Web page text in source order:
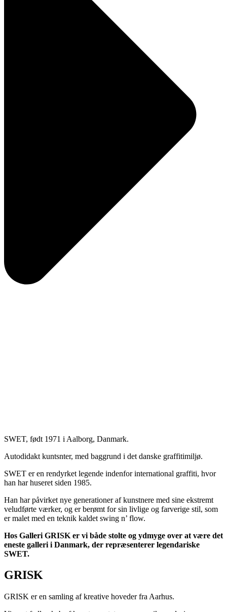
SWET, født 1971 i Aalborg, Danmark.
Autodidakt kuntsnter, med baggrund i det danske graffitimiljø.
SWET er en rendyrket legende indenfor international graffiti, hvor
han har huseret siden 1985.
Han har påvirket nye generationer af kunstnere med sine ekstremt
veludførte værker, og er berømt for sin livlige og farverige stil, som
er malet med en teknik kaldet swing n’ flow.
Hos Galleri GRISK er vi både stolte og ydmyge over at være det
eneste galleri i Danmark, der repræsenterer legendariske
SWET.
GRISK
GRISK er en samling af kreative hoveder fra Aarhus.